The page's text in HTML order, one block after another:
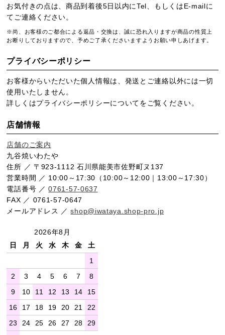
お気付きの点は、商品到着後5日以内にTel、もしくはE-mailに
てご連絡ください。
※尚、お客様のご都合による返品・交換は、誠に恐れ入りますが商品の性質上
お断りしておりますので、予めご了承くださいますようお願い申しあげます。
プライバシーポリシー
お客様からいただいた個人情報は、発送とご連絡以外には一切
使用いたしません。
詳しくはプライバシーポリシーについてをご覧ください。
店舗情報
店舗のご案内
九谷焼いわたや
住所 ／ 〒923-1112 石川県能美市佐野町ヌ137
営業時間 ／ 10:00～17:30（10:00～12:00｜13:00～17:30）
電話番号 ／0761-57-0637
FAX ／ 0761-57-0647
メールアドレス ／shop@iwataya.shop-pro.jp
2026年8月
日
月 火 水 木 金
土
1
2
3 4 5 6 7
8
9
10 11 12 13 14
15
16
17 18 19 20 21
22
23
24 25 26 27 28
29